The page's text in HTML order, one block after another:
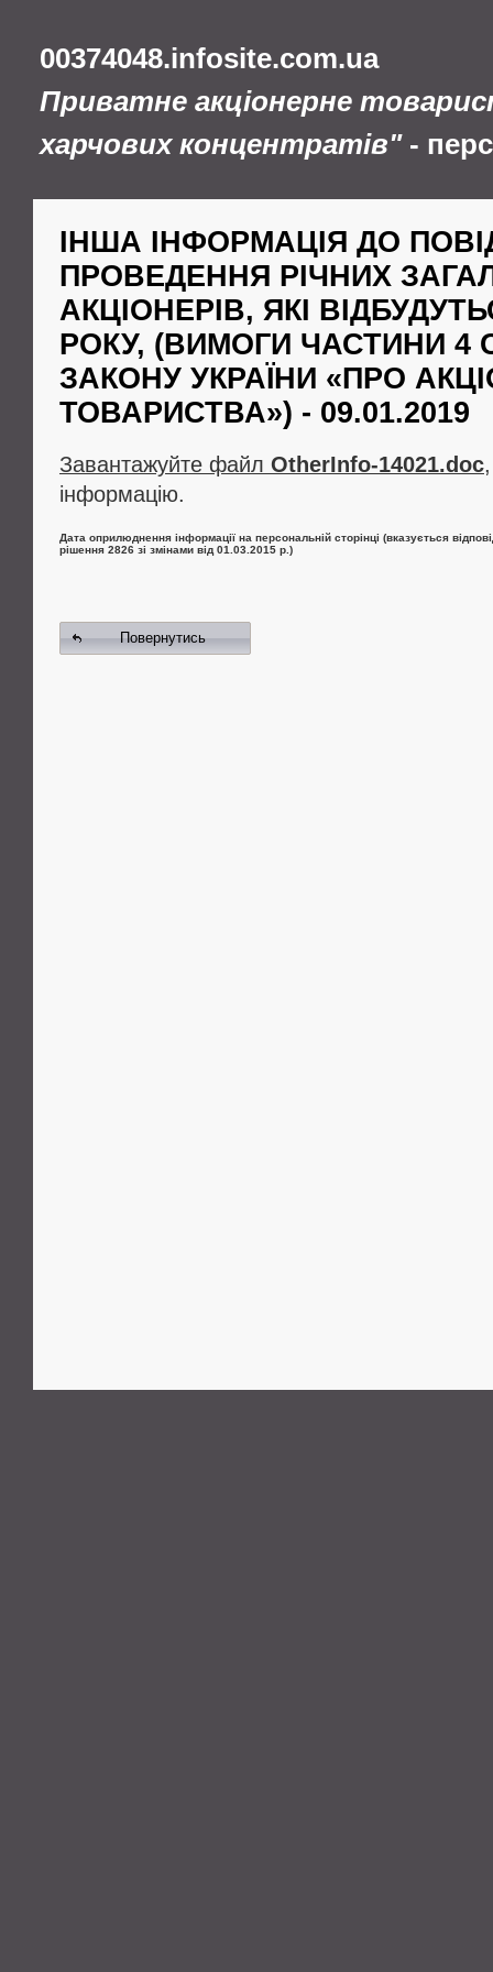
00374048.infosite.com.ua
Приватне акціонерне
харчових концентратів"-
ІНША ІНФОРМАЦІЯ ДО
ПРОВЕДЕННЯ РІЧНИХ
АКЦІОНЕРІВ, ЯКІ
РОКУ, (ВИМОГИ ЧАСТИНИ 4
ЗАКОНУ УКРАЇНИ «ПРО
ТОВАРИСТВА») - 09.01.2019
Завантажуйте файл OtherInfo-14021.doc
інформацію.
Дата оприлюднення інформації на персональній сторінці (вказується
рішення 2826 зі змінами від 01.03.2015 р.)
Повернутись